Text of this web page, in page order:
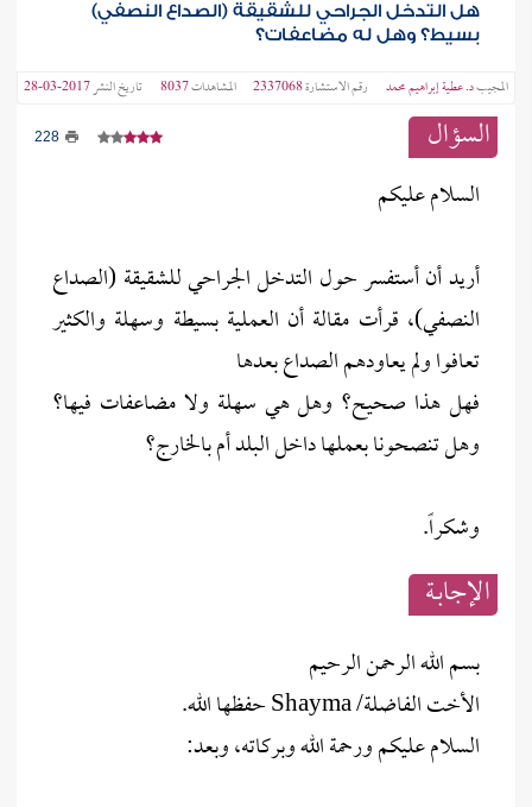
هل التدخل الجراحي للشقيقة (الصداع النصفي)
بسيط؟ وهل له مضاعفات؟
المجيبد. عطية إبراهيم محمد رقم الاستشارة2337068 المشاهدات8037 تاريخ النشر2017-03-28
السؤال 228
السلام عليكم
أريد أن أستفسر حول التدخل الجراحي للشقيقة (الصداع
النصفي)، قرأت مقالة أن العملية بسيطة وسهلة والكثير
تعافوا ولم يعاودهم الصداع بعدها
فهل هذا صحيح؟ وهل هي سهلة ولا مضاعفات فيها؟
وهل تنصحونا بعملها داخل البلد أم بالخارج؟
وشكراً.
الإجابــة
بسم الله الرحمن الرحيم
الأخت الفاضلة/ Shayma حفظها الله.
السلام عليكم ورحمة الله وبركاته، وبعد: